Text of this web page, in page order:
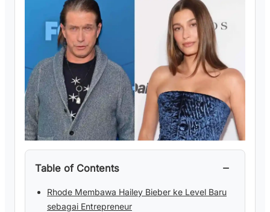
Table of Contents −
Rhode Membawa Hailey Bieber ke Level Baru
sebagai Entrepreneur